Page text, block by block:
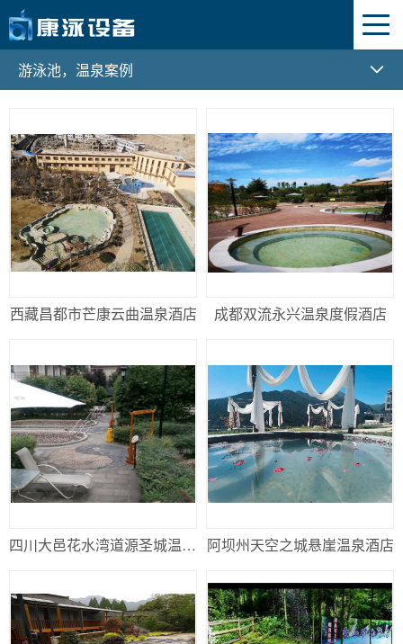
网站首页
企业简介
产品设备
游泳池、温泉设备
循环系统水泵
加热恒温系统设备
除湿热泵系统设备
水质监控系统设备
水下灯光系统
水下清洁机
桑拿房设备
工程业绩
游泳池，温泉案例
公司新闻
行业资讯
联系我们
联系我们
加入我们 139 8184 4378 何先生
119WEB.CN 技术提供者
游泳池，温泉案例
桑拿房，水疗案例
西藏昌都市芒康云曲温泉酒店 成都双流永兴温泉度假酒店
四川大邑花水湾道源圣城温泉酒店 阿坝州天空之城悬崖温泉酒店